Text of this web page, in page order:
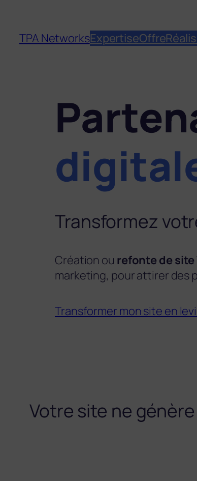
TPA NetworksExpertiseOffre
Transformez
Création ou refonte de site
marketing, pour attirer des
Transformer mon site en
Votre site ne